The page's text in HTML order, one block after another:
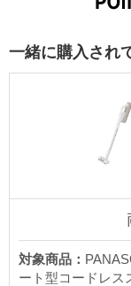
一緒に購入され
対象商品：
ート型コードレス